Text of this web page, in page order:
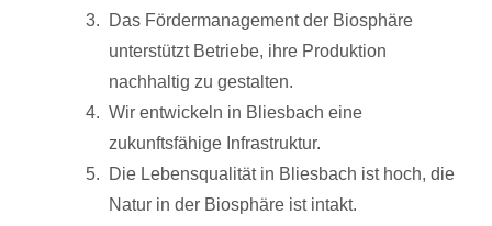
Das Fördermanagement der Biosphäre
unterstützt Betriebe, ihre Produktion
nachhaltig zu gestalten.
Wir entwickeln in Bliesbach eine
zukunftsfähige Infrastruktur.
Die Lebensqualität in Bliesbach ist hoch, die
Natur in der Biosphäre ist intakt.